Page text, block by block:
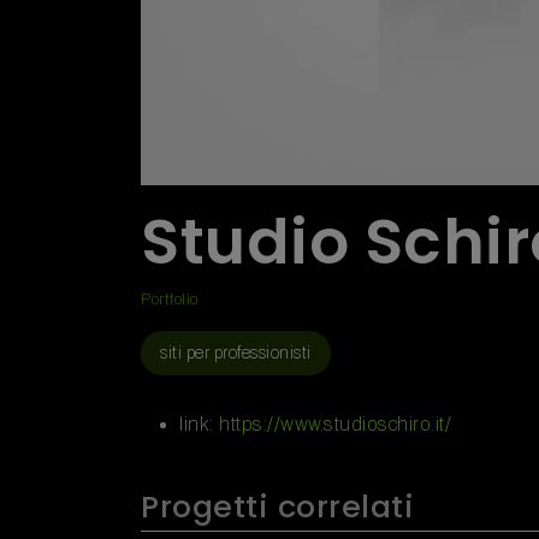
Studio
Portfolio
siti per professionisti
link: https://www.studioschiro.it/
Progetti correlati